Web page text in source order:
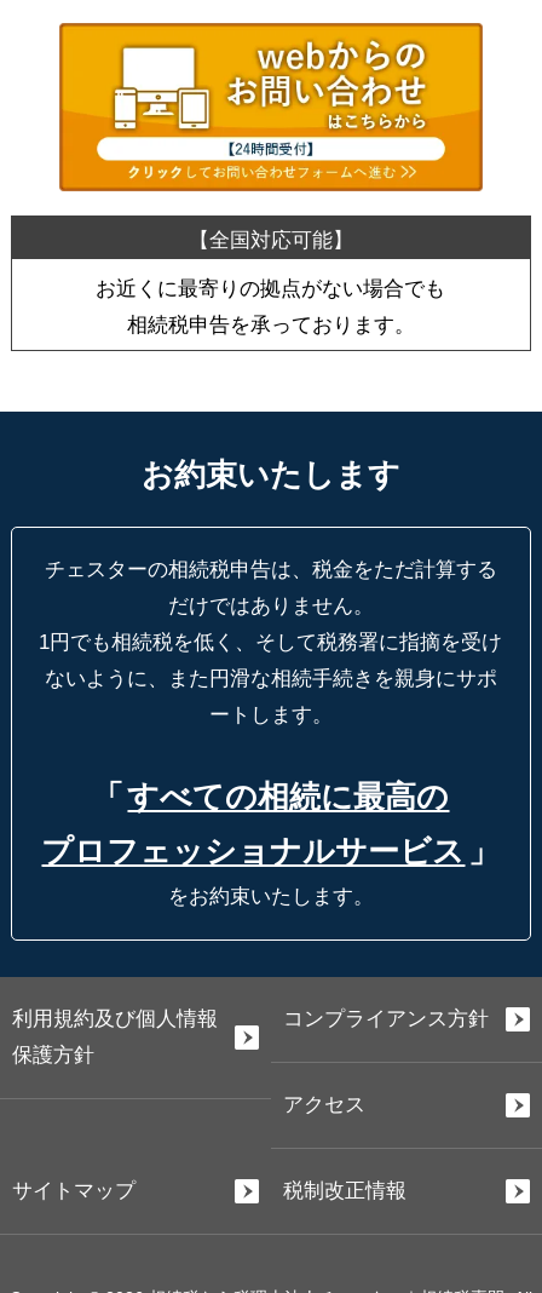
お近くに最寄りの拠点がない場合でも
相続税申告を承っております。
お約束いたします
チェスターの相続税申告は、税金をただ計算する
だけではありません。
1円でも相続税を低く、そして税務署に指摘を受け
ないように、
また円滑な相続手続きを親身にサポ
ートします。
「 すべての相続に最高の
プロフェッショナルサービス 」
をお約束いたします。
利用規約及び個人情報
保護方針
コンプライアンス方針
アクセス
サイトマップ 税制改正情報